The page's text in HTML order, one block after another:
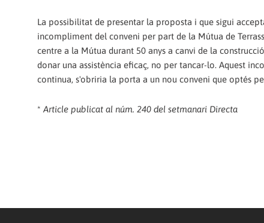
La possibilitat de presentar la proposta i que sigui
incompliment del conveni per part de la Mútua de
centre a la Mútua durant 50 anys a canvi de la
donar una assistència eficaç, no per tancar-lo. Aquest
continua, s'obriria la porta a un nou conveni que optés
* Article publicat al núm. 240 del setmanari Directa